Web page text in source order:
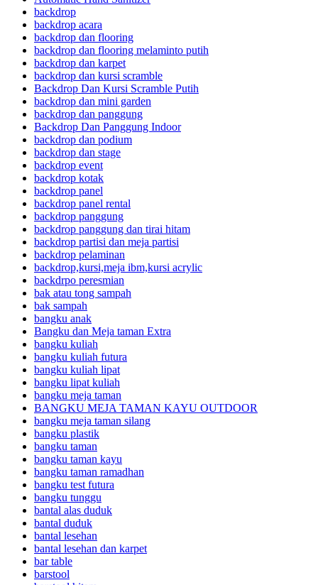
backdrop
backdrop acara
backdrop dan flooring
backdrop dan flooring melaminto putih
backdrop dan karpet
backdrop dan kursi scramble
Backdrop Dan Kursi Scramble Putih
backdrop dan mini garden
backdrop dan panggung
Backdrop Dan Panggung Indoor
backdrop dan podium
backdrop dan stage
backdrop event
backdrop kotak
backdrop panel
backdrop panel rental
backdrop panggung
backdrop panggung dan tirai hitam
backdrop partisi dan meja partisi
backdrop pelaminan
backdrop,kursi,meja ibm,kursi acrylic
backdrpo peresmian
bak atau tong sampah
bak sampah
bangku anak
Bangku dan Meja taman Extra
bangku kuliah
bangku kuliah futura
bangku kuliah lipat
bangku lipat kuliah
bangku meja taman
BANGKU MEJA TAMAN KAYU OUTDOOR
bangku meja taman silang
bangku plastik
bangku taman
bangku taman kayu
bangku taman ramadhan
bangku test futura
bangku tunggu
bantal alas duduk
bantal duduk
bantal lesehan
bantal lesehan dan karpet
bar table
barstool